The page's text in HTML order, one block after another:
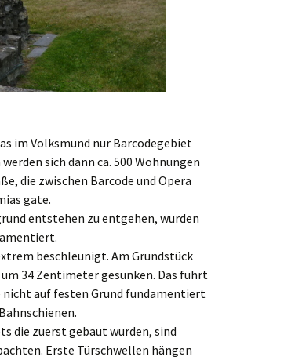
im Volksmund nur Barcodegebiet
sich dann ca. 500 Wohnungen
die zwischen Barcode und Opera
gate.
entstehen zu entgehen, wurden
beschleunigt. Am Grundstück
34 Zentimeter gesunken. Das führt
nicht auf festen Grund fundamentiert
die zuerst gebaut wurden, sind
Erste Türschwellen hängen